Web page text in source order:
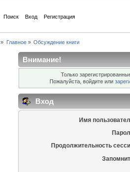
Поиск Вход Регистрация
» Главное» Обсуждение книги
Внимание!
Только
Пожалуйста, войдите или
Вход
Имя
Продолжительность